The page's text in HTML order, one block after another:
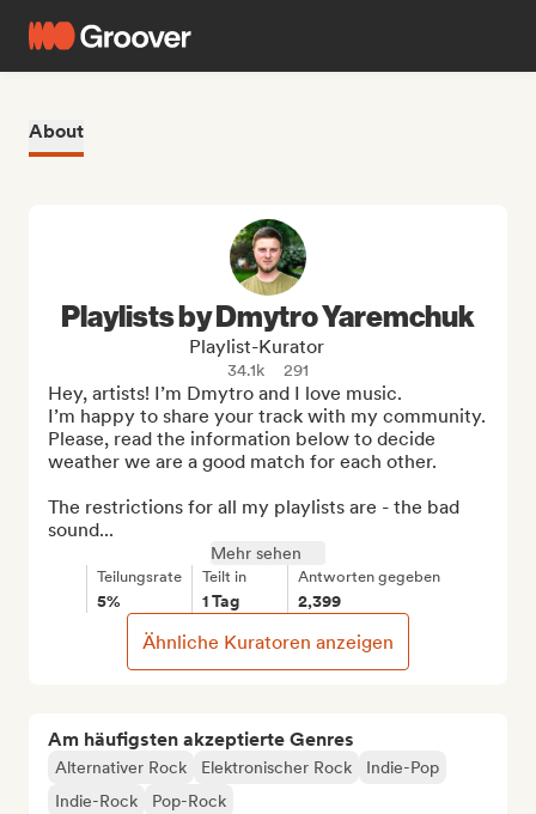
About
Am häufigsten akzeptierte Genres
Alternativer Rock Elektronischer Rock
Indie-Pop
Indie-Rock
Pop-Rock
Playlists by Dmytro Yaremchuk
Playlist-Kurator
34.1k 291
Hey, artists! I’m Dmytro and I love music.
I’m happy to share your track with my community.
Please, read the information below to decide
weather we are a good match for each other.
The restrictions for all my playlists are - the bad
sound...
Mehr sehen
Teilungsrate
5%
Teilt in
1 Tag
Antworten gegeben
2,399
Ähnliche Kuratoren anzeigen